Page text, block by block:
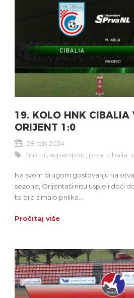
19. KOLO HNK CIBALIA
ORIJENT 1:0
28 feb 2024
hnk nl supersport prva cibalia
Na svom drugom gostovanju na
sezone, Orijentaši nisu uspjeli doći
to bila s malo prilika...
Pročitaj više